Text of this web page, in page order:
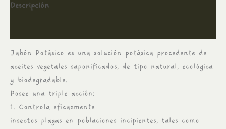
Descripción
Jabón Potásico es una solución potásica procedente de
aceites vegetales saponificados, de tipo natural, ecológica
y biodegradable.
Posee una triple acción:
1. Controla eficazmente
insectos plagas en poblaciones incipientes, tales como